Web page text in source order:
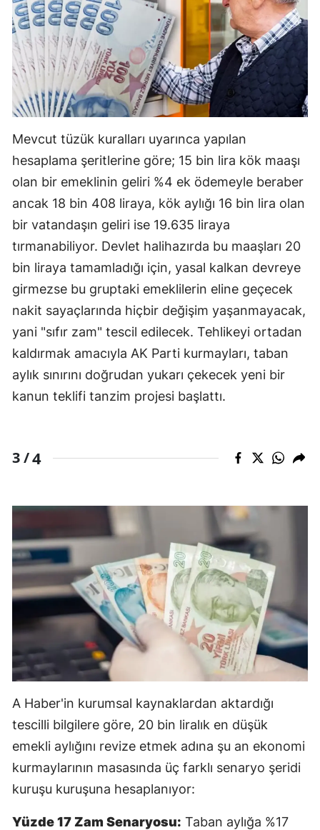
Samsun
Siirt
Sinop
Sivas
Tekirdağ
Tokat
Trabzon
Tunceli
Uşak
Van
Yozgat
Zonguldak
Aksaray
Karaman
Batman
Şırnak
Bartın
Ardahan
Iğdır
Yalova
Karabük
Kilis
Osmaniye
Mevcut tüzük kuralları uyarınca yapılan
hesaplama şeritlerine göre; 15 bin lira kök maaşı
olan bir emeklinin geliri %4 ek ödemeyle beraber
ancak 18 bin 408 liraya, kök aylığı 16 bin lira olan
bir vatandaşın geliri ise 19.635 liraya
tırmanabiliyor. Devlet halihazırda bu maaşları 20
bin liraya tamamladığı için, yasal kalkan devreye
girmezse bu gruptaki emeklilerin eline geçecek
nakit sayaçlarında hiçbir değişim yaşanmayacak,
yani "sıfır zam" tescil edilecek. Tehlikeyi ortadan
kaldırmak amacıyla AK Parti kurmayları, taban
aylık sınırını doğrudan yukarı çekecek yeni bir
kanun teklifi tanzim projesi başlattı.
3 /4
A Haber'in kurumsal kaynaklardan aktardığı
tescilli bilgilere göre, 20 bin liralık en düşük
emekli aylığını revize etmek adına şu an ekonomi
kurmaylarının masasında üç farklı senaryo şeridi
kuruşu kuruşuna hesaplanıyor:
Yüzde 17 Zam Senaryosu: Taban aylığa %17